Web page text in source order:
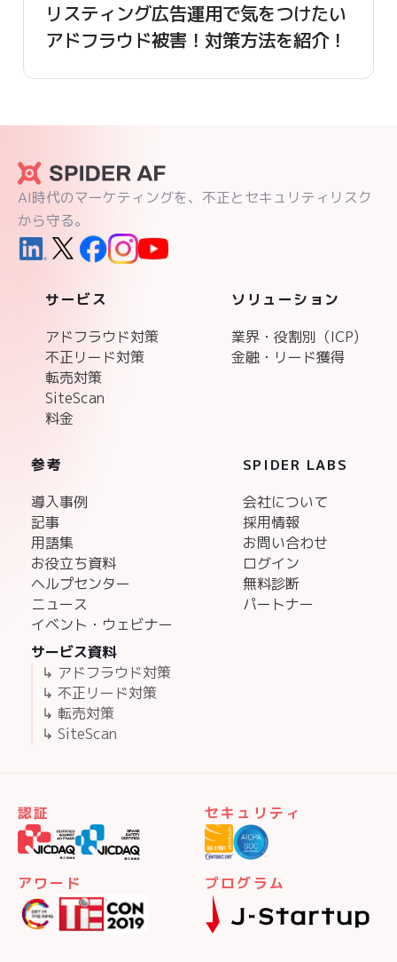
リスティング広告運用で気をつけたい
アドフラウド被害！対策方法を紹介！
AI時代のマーケティングを、不正とセキュリティリスク
から守る。
サービス
アドフラウド対策
不正リード対策
転売対策
SiteScan
料金
ソリューション
業界・役割別（ICP)
金融・リード獲得
参考
導入事例
記事
用語集
お役立ち資料
ヘルプセンター
ニュース
イベント・ウェビナー
サービス資料
↳ アドフラウド対策
↳ 不正リード対策
↳ 転売対策
↳ SiteScan
SPIDER LABS
会社について
採用情報
お問い合わせ
ログイン
無料診断
パートナー
認証 セキュリティ
アワード プログラム